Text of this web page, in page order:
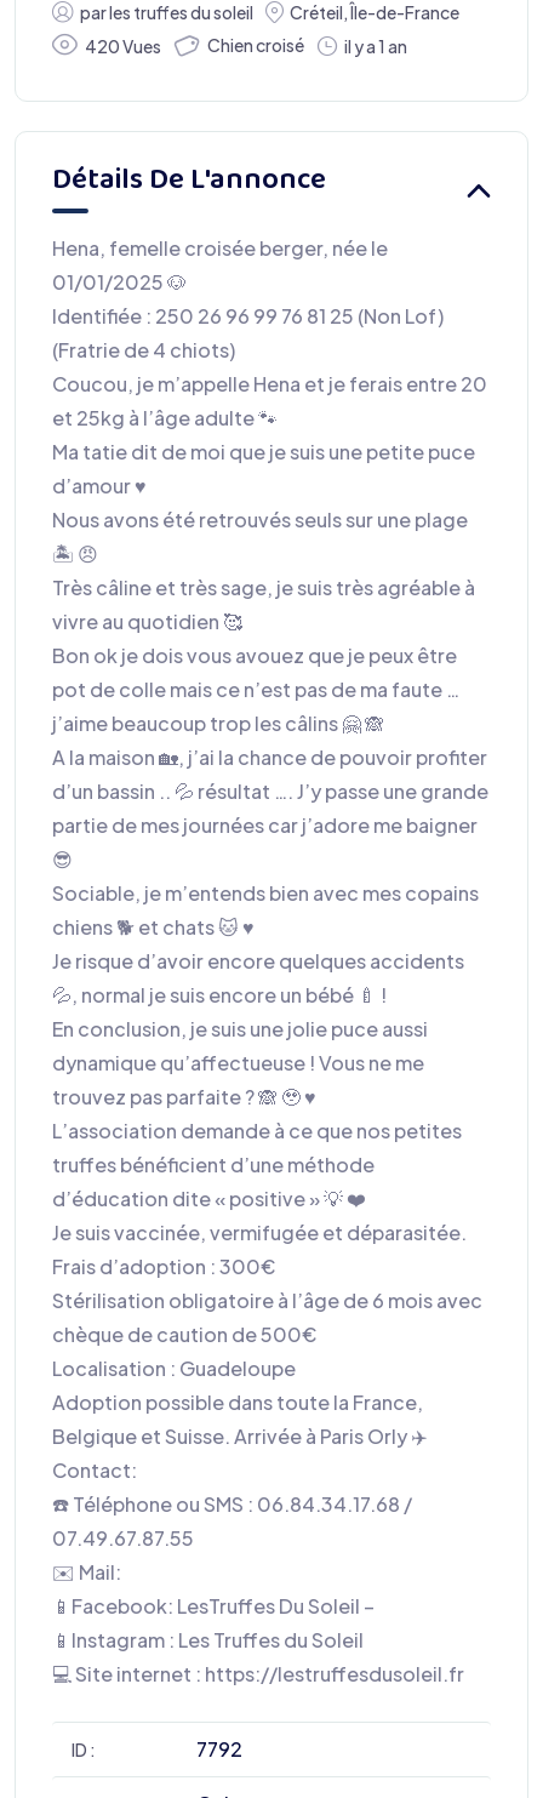
parles truffes du soleil Créteil,Île-de-France
420 Vues
Chien croisé il y a 1 an
Détails De L'annonce
Hena, femelle croisée berger, née le
01/01/2025 🐶
Identifiée : 250 26 96 99 76 81 25 (Non Lof)
(Fratrie de 4 chiots)
Coucou, je m’appelle Hena et je ferais entre 20
et 25kg à l’âge adulte 🐾
Ma tatie dit de moi que je suis une petite puce
d’amour ♥️
Nous avons été retrouvés seuls sur une plage
🏝️ 😠
Très câline et très sage, je suis très agréable à
vivre au quotidien 🥰
Bon ok je dois vous avouez que je peux être
pot de colle mais ce n’est pas de ma faute …
j’aime beaucoup trop les câlins 🤗 🙈
A la maison 🏡, j’ai la chance de pouvoir profiter
d’un bassin .. 💦 résultat …. J’y passe une grande
partie de mes journées car j’adore me baigner
😎
Sociable, je m’entends bien avec mes copains
chiens 🐕 et chats 🐱 ♥️
Je risque d’avoir encore quelques accidents
💦, normal je suis encore un bébé 🍼 !
En conclusion, je suis une jolie puce aussi
dynamique qu’affectueuse ! Vous ne me
trouvez pas parfaite ? 🙈 🥹 ♥️
L’association demande à ce que nos petites
truffes bénéficient d’une méthode
d’éducation dite « positive » 💡 ❤️
Je suis vaccinée, vermifugée et déparasitée.
Frais d’adoption : 300€
Stérilisation obligatoire à l’âge de 6 mois avec
chèque de caution de 500€
Localisation : Guadeloupe
Adoption possible dans toute la France,
Belgique et Suisse. Arrivée à Paris Orly ✈️
Contact:
☎️ Téléphone ou SMS : 06.84.34.17.68 /
07.49.67.87.55
✉️ Mail:
📱Facebook: LesTruffes Du Soleil –
📱Instagram : Les Truffes du Soleil
💻 Site internet : https://lestruffesdusoleil.fr
ID : 7792